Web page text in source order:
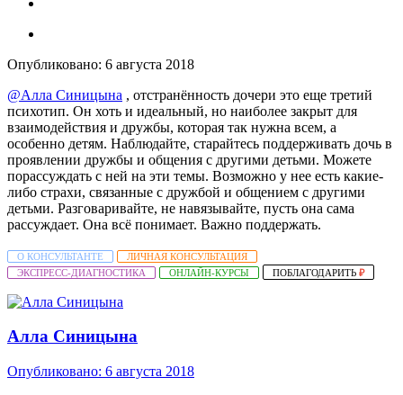
Опубликовано: 6 августа 2018
@Алла Синицына , отстранённость дочери это еще третий
психотип. Он хоть и идеальный, но наиболее закрыт для
взаимодействия и дружбы, которая так нужна всем, а
особенно детям. Наблюдайте, старайтесь поддерживать дочь в
проявлении дружбы и общения с другими детьми. Можете
порассуждать с ней на эти темы. Возможно у нее есть какие-
либо страхи, связанные с дружбой и общением с другими
детьми. Разговаривайте, не навязывайте, пусть она сама
рассуждает. Она всё понимает. Важно поддержать.
О КОНСУЛЬТАНТЕ
ЛИЧНАЯ КОНСУЛЬТАЦИЯ
ЭКСПРЕСС-ДИАГНОСТИКА
ОНЛАЙН-КУРСЫ ПОБЛАГОДАРИТЬ ₽
Алла Синицына
Опубликовано: 6 августа 2018